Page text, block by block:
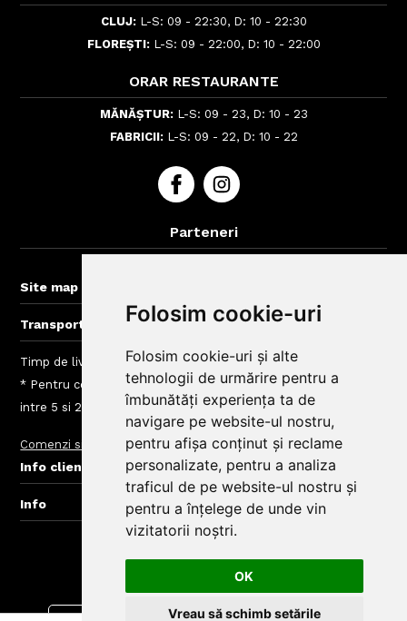
Folosim cookie-uri
Folosim cookie-uri și alte
tehnologii de urmărire pentru a
îmbunătăți experiența ta de
navigare pe website-ul nostru,
pentru afișa conținut și reclame
personalizate, pentru a analiza
traficul de pe website-ul nostru și
pentru a înțelege de unde vin
vizitatorii noștri.
OK
Vreau să schimb setările
CLUJ:L-S: 09 - 22:30, D: 10 - 22:30
FLOREȘTI:L-S: 09 - 22:00, D: 10 - 22:00
ORAR RESTAURANTE
MĂNĂȘTUR:L-S: 09 - 23, D: 10 - 23
FABRICII:L-S: 09 - 22, D: 10 - 22
Parteneri
Site map
Transport gratuit la comenzi > 60 lei
Timp de livrare mancare Cluj: intre 40 - 120 min
* Pentru comenzi mai mici de 60 Lei taxele de livrare sunt
intre 5 si 20 Lei, depinde de zona de livrare
Comenzi si livrare Taxe Zone de Livrare Comenzi Mancare
Info clienti BigBelly
Info